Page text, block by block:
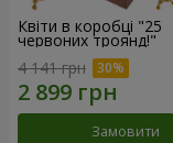
Квіти в коробці "25
червоних троянд!"
4 141 грн
Замовити